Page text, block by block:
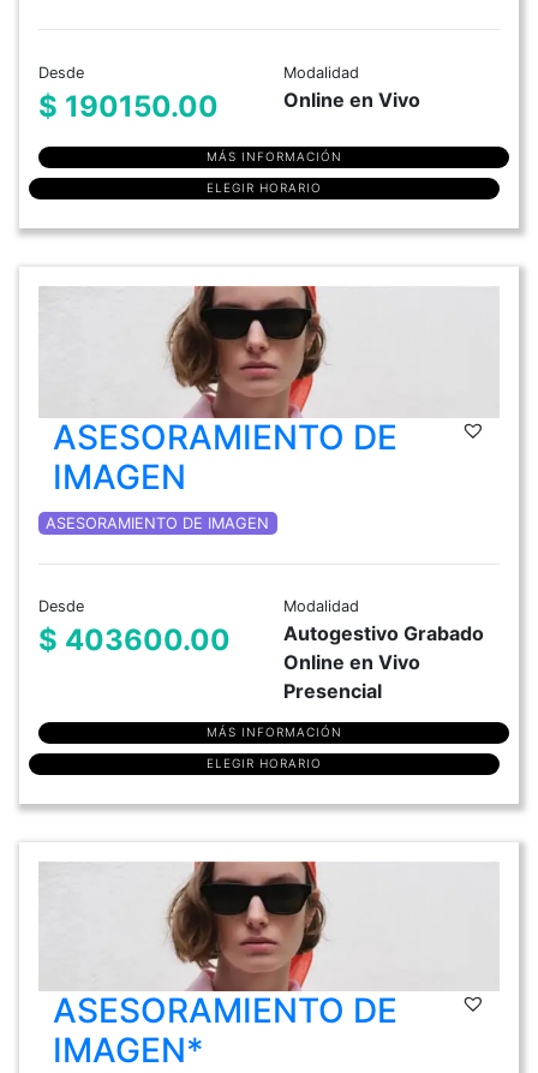
Desde
$ 190150.00
Modalidad
Online en Vivo
MÁS INFORMACIÓN
ELEGIR HORARIO
ASESORAMIENTO DE
IMAGEN
ASESORAMIENTO DE IMAGEN
Desde
$ 403600.00
Modalidad
Autogestivo Grabado
Online en Vivo
Presencial
MÁS INFORMACIÓN
ELEGIR HORARIO
ASESORAMIENTO DE
IMAGEN*